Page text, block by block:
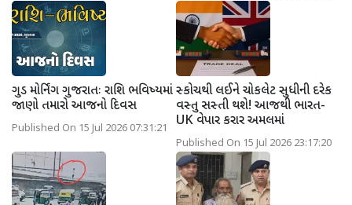
ગુડ મોર્નિંગ ગુજરાતઃ રાશિ ભવિષ્યમાં
જાણો તમારો આજનો દિવસ
Published On 15 Jul 2026 07:31:21
સ્કોચથી લઈને ચોકલેટ સુધીની દરેક
વસ્તુ સસ્તી થશે! આજથી ભારત-
UK વેપાર કરાર અમલમાં
Published On 15 Jul 2026 23:17:20